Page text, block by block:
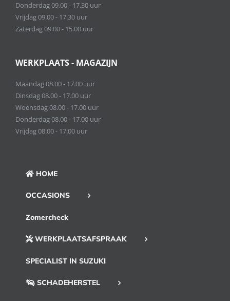
Donderdag 09.00 - 17.30 uur
Vrijdag 09.00 - 17.30 uur
Zaterdag 09.00 - 15.00 uur
WERKPLAATS - MAGAZIJN
Maandag 08.00 - 17.00 uur
Dinsdag 08.00 - 17.00 uur
Woensdag 08.00 - 17.00 uur
Donderdag 08.00 - 17.00 uur
Vrijdag 08.00 - 17.00 uur
HOME
OCCASIONS
Zomercheck
WERKPLAATSAFSPRAAK
SPECIALIST IN SUZUKI
SCHADEHERSTEL